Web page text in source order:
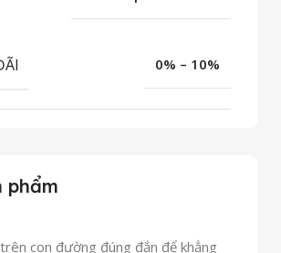
phẩm
con đường đúng đắn để khẳng
0% – 10%